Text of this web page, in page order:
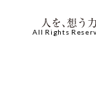
All Rights